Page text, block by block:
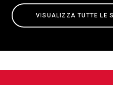
VISUALIZZA TUTTE LE